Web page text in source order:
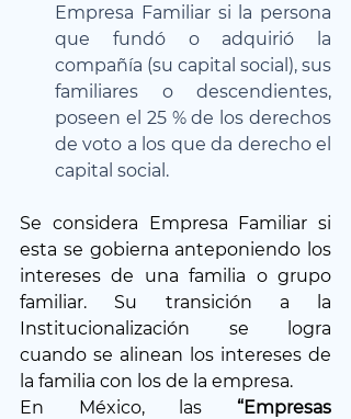
Empresa Familiar si la persona
que fundó o adquirió la
compañía (su capital social), sus
familiares o descendientes,
poseen el 25 % de los derechos
de voto a los que da derecho el
capital social.
Se considera Empresa Familiar si
esta se gobierna anteponiendo los
intereses de una familia o grupo
familiar. Su transición a la
Institucionalización se logra
cuando se alinean los intereses de
la familia con los de la empresa.
En México, las “Empresas